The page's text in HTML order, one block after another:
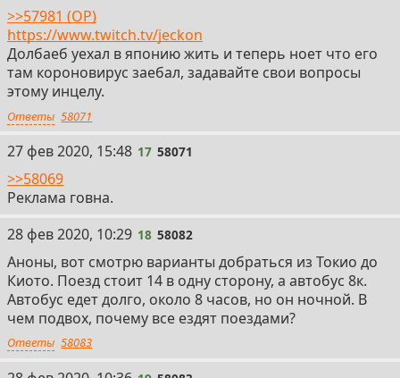
>>57981 (OP)
https://www.twitch.tv/jeckon
Долбаеб уехал в японию жить и теперь ноет что его
там короновирус заебал, задавайте свои вопросы
этому инцелу.
Ответы 58071
17
27 фев 2020, 15:48 17 58071
>>58069
Реклама говна.
18
28 фев 2020, 10:29 18 58082
Аноны, вот смотрю варианты добраться из Токио до
Киото. Поезд стоит 14 в одну сторону, а автобус 8к.
Автобус едет долго, около 8 часов, но он ночной. В
чем подвох, почему все ездят поездами?
Ответы 58083